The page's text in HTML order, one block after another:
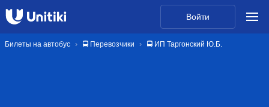
Войти
Билеты на автобус 🚍 Перевозчики 🚍 ИП Таргонский Ю.Б.